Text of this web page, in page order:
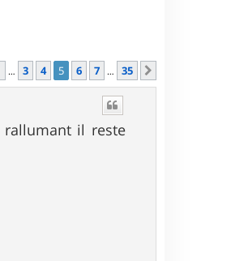
35
… 3 4 5 6 7 … 35
rallumant il reste